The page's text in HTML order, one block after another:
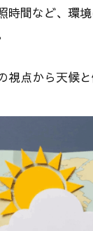
時間など、環
視点から天候